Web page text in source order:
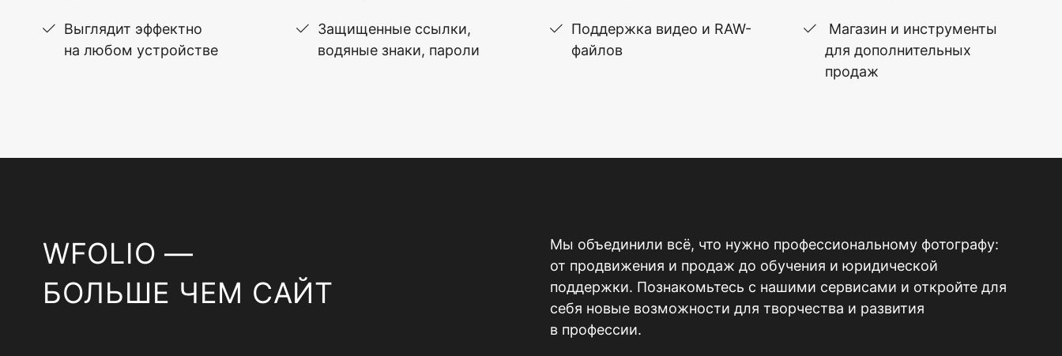
Выглядит эффектно
на любом устройстве
Защищенные ссылки,
водяные знаки, пароли
Поддержка видео и RAW-
файлов
Магазин и инструменты
для дополнительных
продаж
WFOLIO —
БОЛЬШЕ ЧЕМ САЙТ
Мы объединили всё, что нужно профессиональному фотографу:
от продвижения и продаж до обучения и юридической
поддержки. Познакомьтесь с нашими сервисами и откройте для
себя новые возможности для творчества и развития
в профессии.